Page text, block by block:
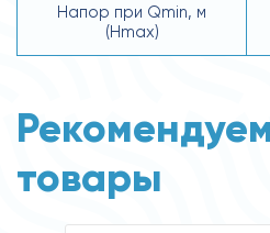
Напор при Qmin, м
(Hmax)
товары